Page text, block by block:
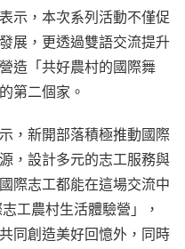
示，本次系列活動不僅促
展，更透過雙語交流提升
造「共好農村的國際舞
第二個家。
，新開部落積極推動國際
，設計多元的志工服務與
際志工都能在這場交流中
工農村生活體驗營」，
同創造美好回憶外，同時